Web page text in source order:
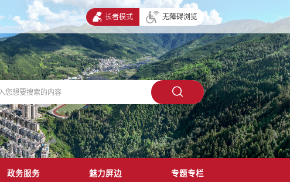
长者模式 无障碍浏览
政务服务 魅力屏边 专题专栏